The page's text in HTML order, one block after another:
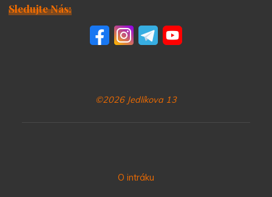
Sledujte Nás:
©2026 Jedlíkova 13
O intráku